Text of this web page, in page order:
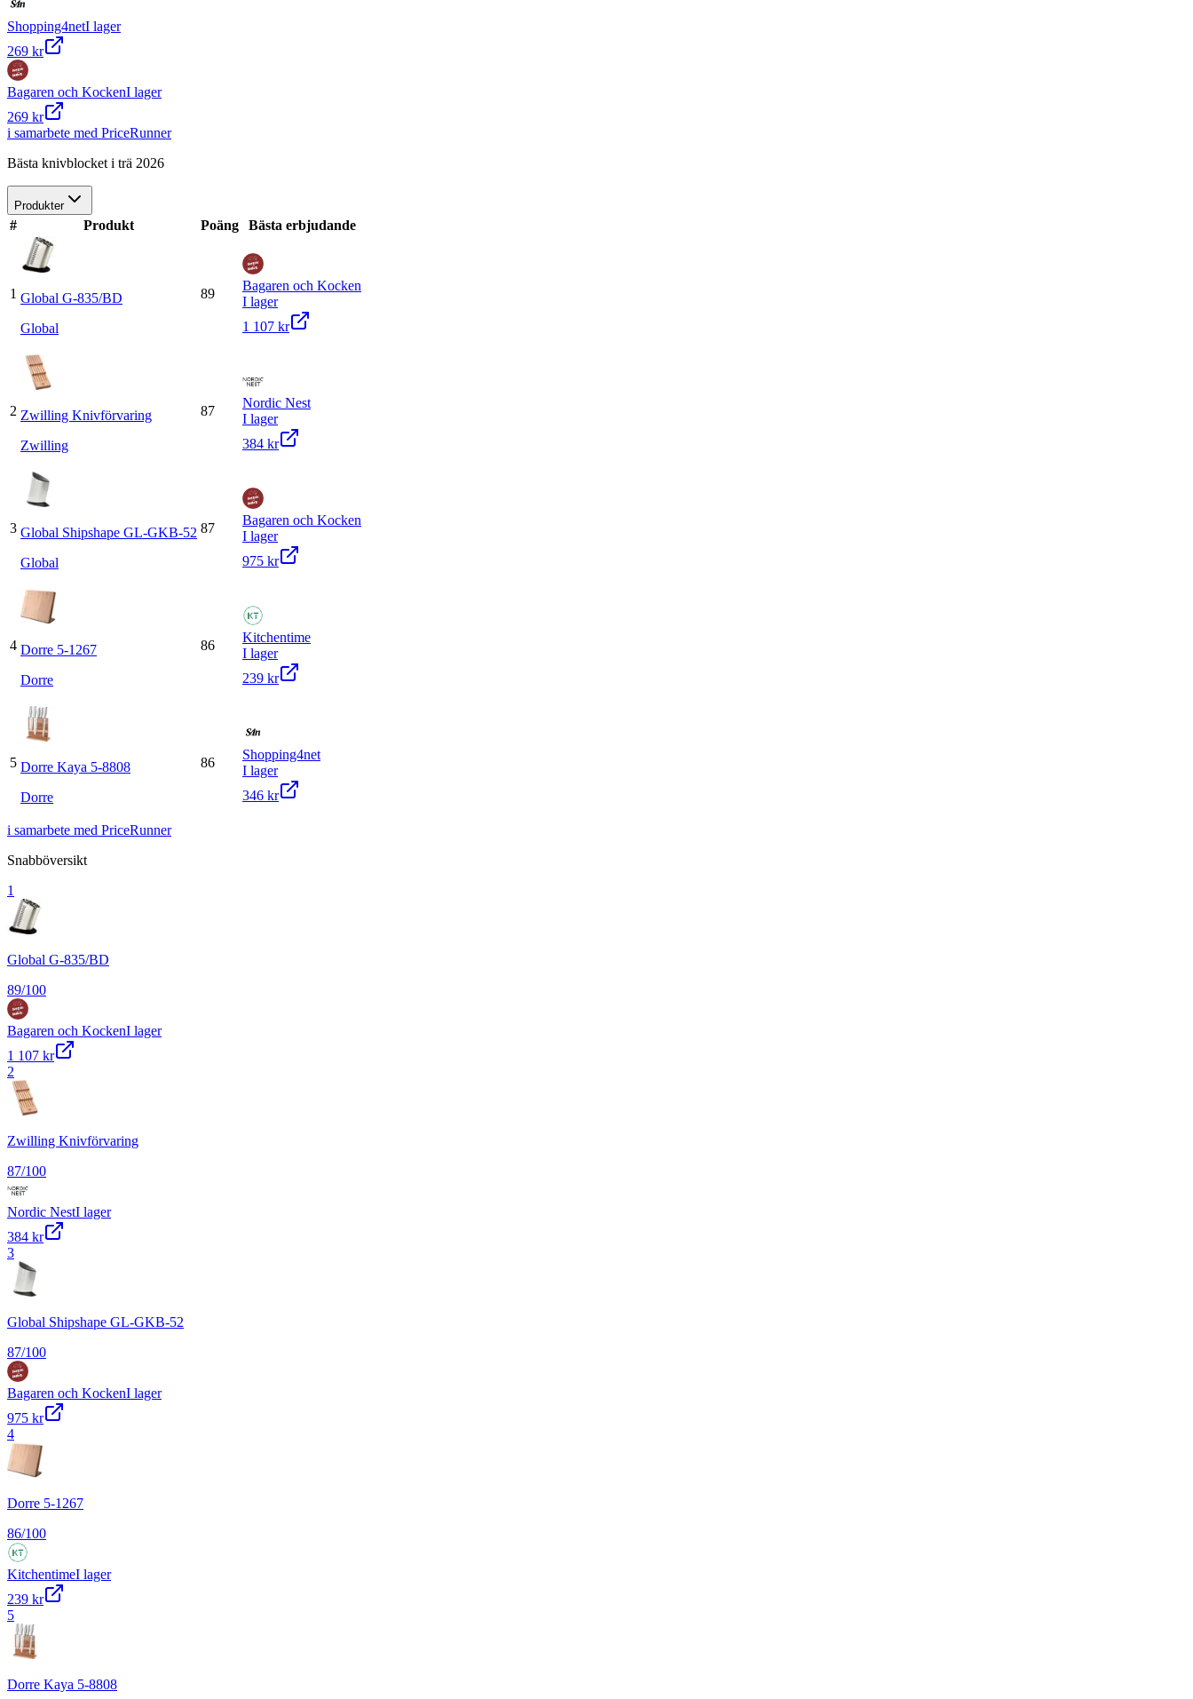
Shopping4netI lager
269 kr
Bagaren och KockenI lager
269 kr
i samarbete med PriceRunner
Bästa knivblocket i trä 2026
Produkter
# Produkt Poäng Bästa erbjudande
1 Global G-835/BD
Global
89
Bagaren och Kocken
I lager
1 107 kr
2 Zwilling Knivförvaring
Zwilling
87
Nordic Nest
I lager
384 kr
3 Global Shipshape GL-GKB-52
Global
87
Bagaren och Kocken
I lager
975 kr
4 Dorre 5-1267
Dorre
86
Kitchentime
I lager
239 kr
5 Dorre Kaya 5-8808
Dorre
86
Shopping4net
I lager
346 kr
i samarbete med PriceRunner
Snabböversikt
1
Global G-835/BD
89/100
Bagaren och KockenI lager
1 107 kr
2
Zwilling Knivförvaring
87/100
Nordic NestI lager
384 kr
3
Global Shipshape GL-GKB-52
87/100
Bagaren och KockenI lager
975 kr
4
Dorre 5-1267
86/100
KitchentimeI lager
239 kr
5
Dorre Kaya 5-8808